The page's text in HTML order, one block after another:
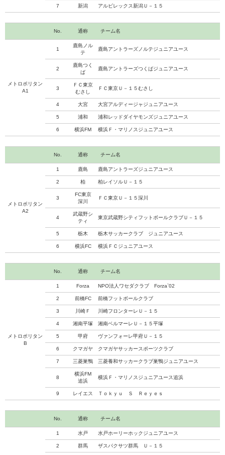
7 新潟 アルビレックス新潟Ｕ－１５
No. 通称 チーム名
メトロポリタン
A1
1
鹿島ノル
テ
鹿島アントラーズノルテジュニアユース
2
鹿島つく
ば
鹿島アントラーズつくばジュニアユース
3
ＦＣ東京
むさし
ＦＣ東京Ｕ－１５むさし
4 大宮 大宮アルディージャジュニアユース
5 浦和 浦和レッドダイヤモンズジュニアユース
6 横浜FM 横浜Ｆ・マリノスジュニアユース
No. 通称 チーム名
メトロポリタン
A2
1 鹿島 鹿島アントラーズジュニアユース
2 柏 柏レイソルＵ－１５
3
FC東京
深川
ＦＣ東京Ｕ－１５深川
4
武蔵野シ
ティ
東京武蔵野シティフットボールクラブＵ－１５
5 栃木 栃木サッカークラブ ジュニアユース
6 横浜FC 横浜ＦＣジュニアユース
No. 通称 チーム名
メトロポリタン
B
1 Forza NPO法人ワセダクラブ Forza`02
2 前橋FC 前橋フットボールクラブ
3 川崎Ｆ 川崎フロンターレＵ－１５
4 湘南平塚 湘南ベルマーレＵ－１５平塚
5 甲府 ヴァンフォーレ甲府Ｕ－１５
6 クマガヤ クマガヤサッカースポーツクラブ
7 三菱巣鴨 三菱養和サッカークラブ巣鴨ジュニアユース
8
横浜FM
追浜
横浜Ｆ・マリノスジュニアユース追浜
9 レイエス Ｔｏｋｙｕ Ｓ Ｒｅｙｅｓ
No. 通称 チーム名
1 水戸 水戸ホーリーホックジュニアユース
2 群馬 ザスパクサツ群馬 Ｕ－１５